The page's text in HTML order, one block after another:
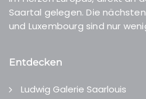
Saartal gelegen. Die
und Luxembourg sind nur
Entdecken
Ludwig Galerie Saarlouis